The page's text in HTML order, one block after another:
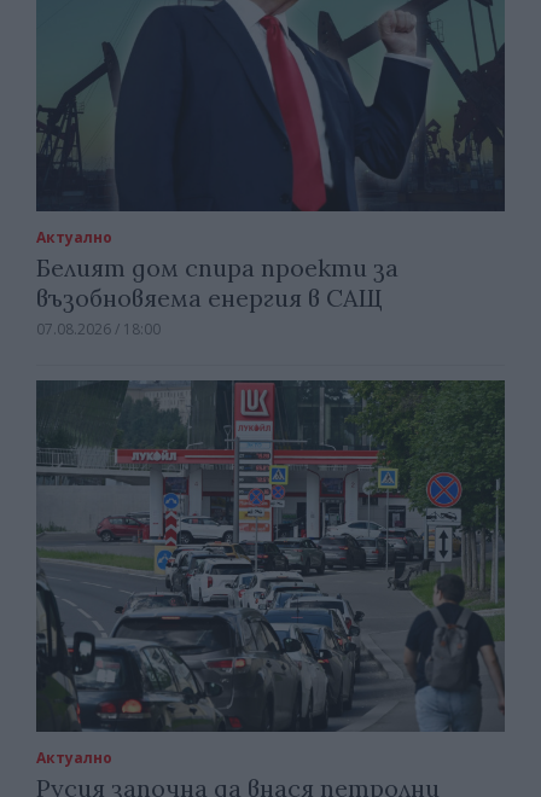
Актуално
Белият дом спира проекти за
възобновяема енергия в САЩ
07.08.2026 / 18:00
Актуално
Русия започна да внася петролни